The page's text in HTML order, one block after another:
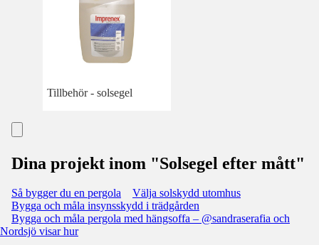
Tillbehör - solsegel
Dina projekt inom "Solsegel efter mått"
Så bygger du en pergola
Välja solskydd utomhus
Bygga och måla insynsskydd i trädgården
Bygga och måla pergola med hängsoffa – @sandraserafia och
Nordsjö visar hur